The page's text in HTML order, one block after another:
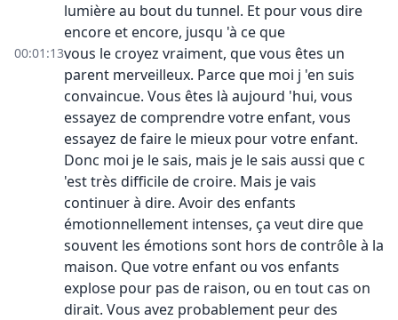
lumière au bout du tunnel. Et pour vous dire
encore et encore, jusqu 'à ce que
00:01:13vous le croyez vraiment, que vous êtes un
parent merveilleux. Parce que moi j 'en suis
convaincue. Vous êtes là aujourd 'hui, vous
essayez de comprendre votre enfant, vous
essayez de faire le mieux pour votre enfant.
Donc moi je le sais, mais je le sais aussi que c
'est très difficile de croire. Mais je vais
continuer à dire. Avoir des enfants
émotionnellement intenses, ça veut dire que
souvent les émotions sont hors de contrôle à la
maison. Que votre enfant ou vos enfants
explose pour pas de raison, ou en tout cas on
dirait. Vous avez probablement peur des